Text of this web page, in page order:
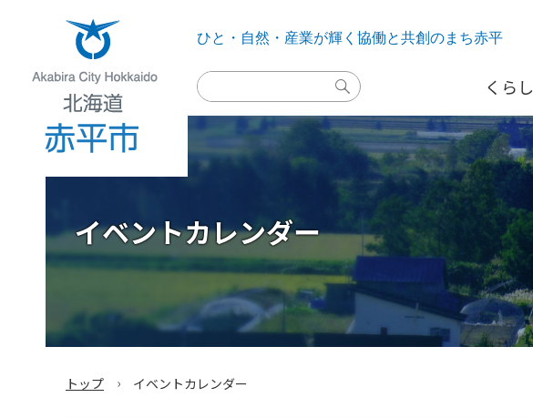
ひと・自然・産業が輝く 協働と共創のまち赤平
検
索
実
行
くらし
イベントカレンダー
トップ › イベントカレンダー